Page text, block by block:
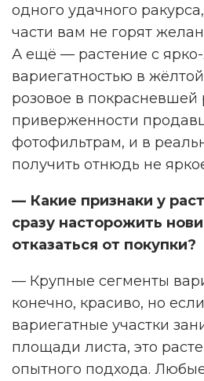
одного удачного
части вам не горят
А ещё — растение с
вариегатностью в
розовое в покрасневшей
приверженности
фотофильтрам, и в
получить отнюдь не
— Какие признаки у
сразу насторожить
отказаться от покупки?
— Крупные сегменты
конечно, красиво, но
вариегатные участки
площади листа, это
опытного подхода.